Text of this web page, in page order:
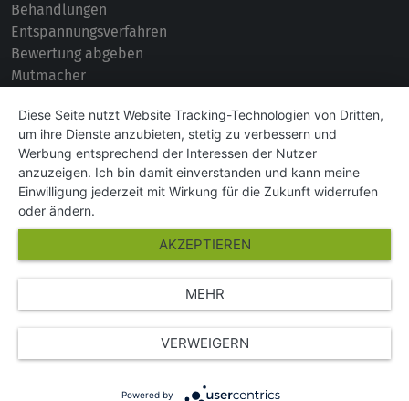
Behandlungen
Entspannungsverfahren
Bewertung abgeben
Mutmacher
KONTAKT
Impressum
Hilfe und Kontakt
Partner
Presse
Über Uns
© Copyright 2026 SGK Stärker gegen Krebs
Diese Seite nutzt Website Tracking-Technologien von Dritten,
um ihre Dienste anzubieten, stetig zu verbessern und
Werbung entsprechend der Interessen der Nutzer
anzuzeigen. Ich bin damit einverstanden und kann meine
Einwilligung jederzeit mit Wirkung für die Zukunft widerrufen
oder ändern.
VERWEIGERN
AKZEPTIEREN
MEHR
Powered by